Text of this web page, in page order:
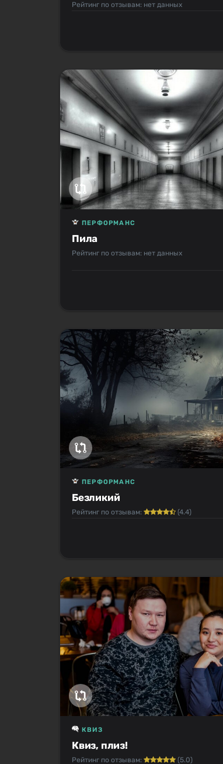
Рейтинг по отзывам: нет данных
Пила
ПЕРФОРМАНС
Рейтинг по отзывам: нет данных
Безликий
ПЕРФОРМАНС
Рейтинг по отзывам: (4.4)
Квиз, плиз!
КВИЗ
Рейтинг по отзывам: (5.0)